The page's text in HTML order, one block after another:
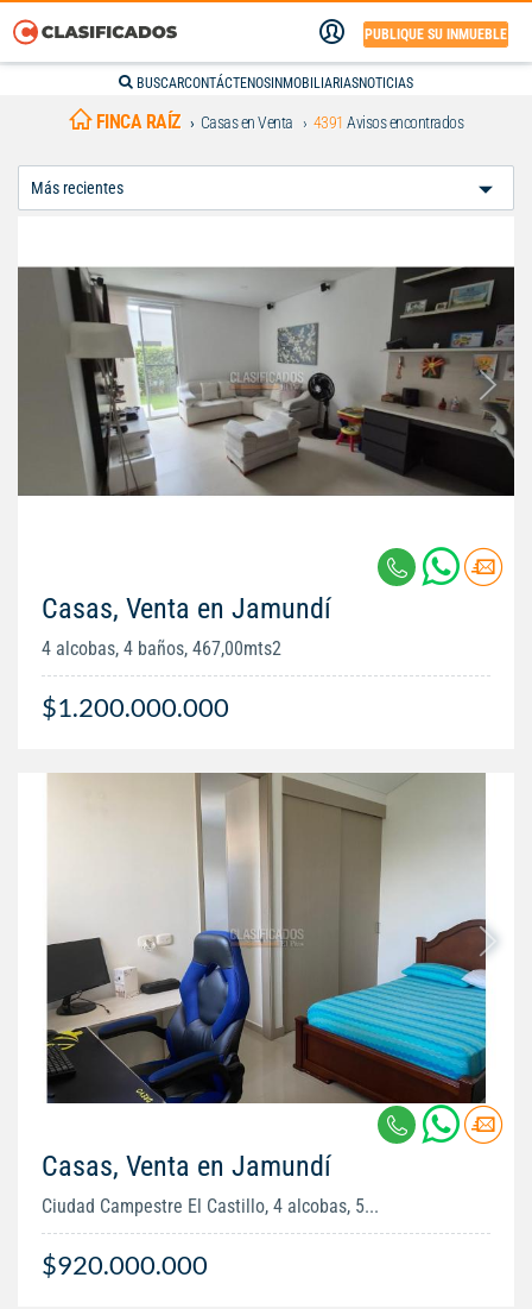
PUBLIQUE SU INMUEBLE
BUSCARCONTÁCTENOS INMOBILIARIASNOTICIAS
FINCA RAÍZ Casas en Venta 4391 Avisos encontrados
Casas, Venta en Jamundí
4 alcobas, 4 baños, 467,00mts2
$1.200.000.000
Casas, Venta en Jamundí
Ciudad Campestre El Castillo, 4 alcobas, 5...
$920.000.000